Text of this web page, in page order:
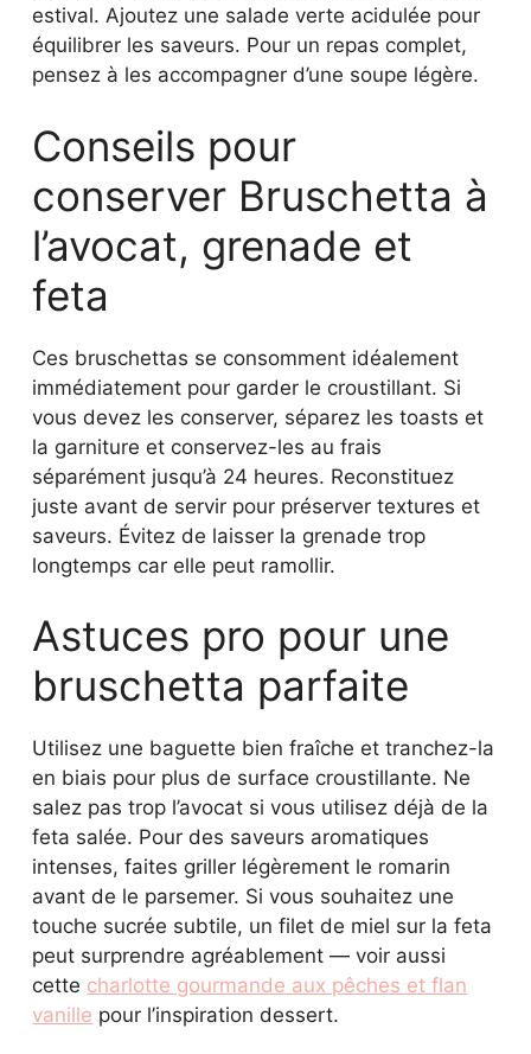
estival. Ajoutez une salade verte acidulée pour
équilibrer les saveurs. Pour un repas complet,
pensez à les accompagner d’une soupe légère.
Conseils pour
conserver Bruschetta à
l’avocat, grenade et
feta
Ces bruschettas se consomment idéalement
immédiatement pour garder le croustillant. Si
vous devez les conserver, séparez les toasts et
la garniture et conservez-les au frais
séparément jusqu’à 24 heures. Reconstituez
juste avant de servir pour préserver textures et
saveurs. Évitez de laisser la grenade trop
longtemps car elle peut ramollir.
Astuces pro pour une
bruschetta parfaite
Utilisez une baguette bien fraîche et tranchez-la
en biais pour plus de surface croustillante. Ne
salez pas trop l’avocat si vous utilisez déjà de la
feta salée. Pour des saveurs aromatiques
intenses, faites griller légèrement le romarin
avant de le parsemer. Si vous souhaitez une
touche sucrée subtile, un filet de miel sur la feta
peut surprendre agréablement — voir aussi
cette charlotte gourmande aux pêches et flan
vanille pour l’inspiration dessert.